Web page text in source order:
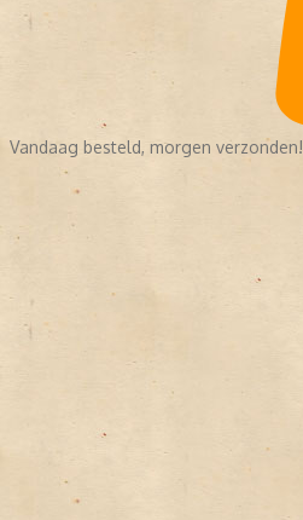
Vandaag besteld, morgen verzonden!